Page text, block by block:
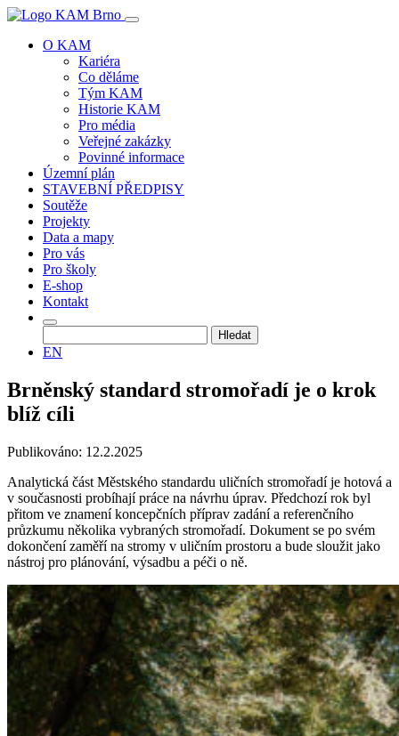
O KAM
Kariéra
Co děláme
Tým KAM
Historie KAM
Pro média
Veřejné zakázky
Povinné informace
Územní plán
STAVEBNÍ PŘEDPISY
Soutěže
Projekty
Data a mapy
Pro vás
Pro školy
E-shop
Kontakt
EN
Brněnský standard stromořadí je o krok
blíž cíli
Publikováno: 12.2.2025
Analytická část Městského standardu uličních stromořadí je hotová a
v současnosti probíhají práce na návrhu úprav. Předchozí rok byl
přitom ve znamení koncepčních příprav zadání a referenčního
průzkumu několika vybraných stromořadí. Dokument se po svém
dokončení zaměří na stromy v uličním prostoru a bude sloužit jako
nástroj pro plánování, výsadbu a péči o ně.